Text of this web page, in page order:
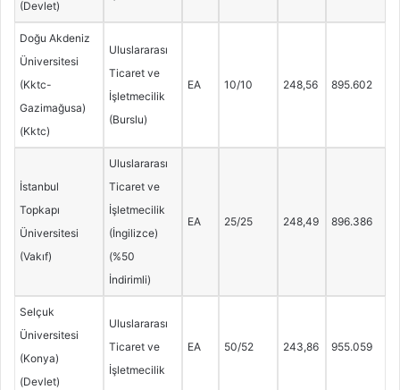
(Devlet)
Doğu Akdeniz
Üniversitesi
(Kktc-
Gazimağusa)
(Kktc)
Uluslararası
Ticaret ve
İşletmecilik
(Burslu)
EA 10/10 248,56 895.602
İstanbul
Topkapı
Üniversitesi
(Vakıf)
Uluslararası
Ticaret ve
İşletmecilik
(İngilizce)
(%50
İndirimli)
EA 25/25 248,49 896.386
Selçuk
Üniversitesi
(Konya)
(Devlet)
Uluslararası
Ticaret ve
İşletmecilik
EA 50/52 243,86 955.059